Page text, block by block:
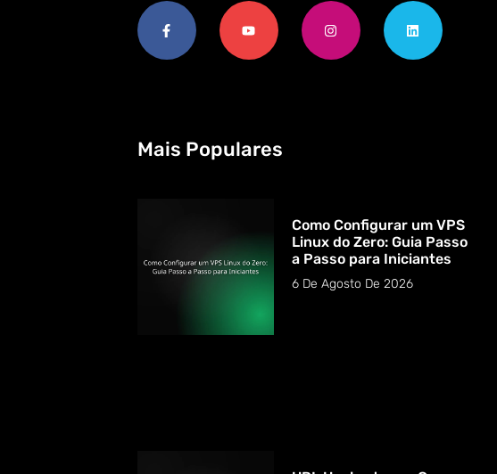
Mais Populares
Como Configurar um VPS
Linux do Zero: Guia Passo
a Passo para Iniciantes
6 De Agosto De 2026